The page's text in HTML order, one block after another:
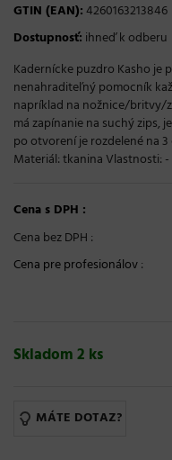
GTIN (EAN):4260163213846
Dostupnosť: ihneď k odberu
Kadernícke puzdro Kasho je
nenahraditeľný pomocník
napríklad na nožnice/britvy/
má zapínanie na suchý zips,
po otvorení je rozdelené na
Materiál: tkanina Vlastnosti: -
Cena s DPH :
Cena bez DPH :
Cena pre profesionálov:
Skladom 2 ks
MÁTE DOTAZ?